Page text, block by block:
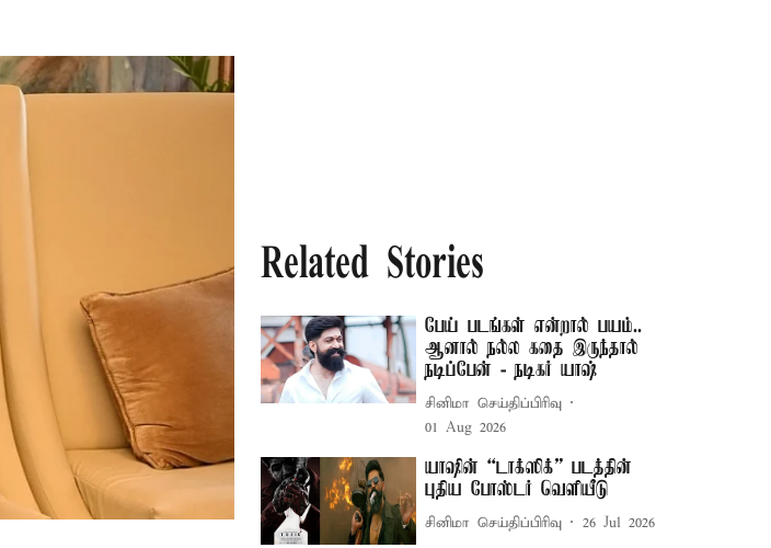
Related Stories
பேய் படங்கள் என்றால் பயம்..
ஆனால் நல்ல கதை இருந்தால்
நடிப்பேன் - நடிகர் யாஷ்
சினிமா செய்திப்பிரிவு
01 Aug 2026
யாஷின் “டாக்ஸிக்” படத்தின்
புதிய போஸ்டர் வெளியீடு
சினிமா செய்திப்பிரிவு 26 Jul 2026